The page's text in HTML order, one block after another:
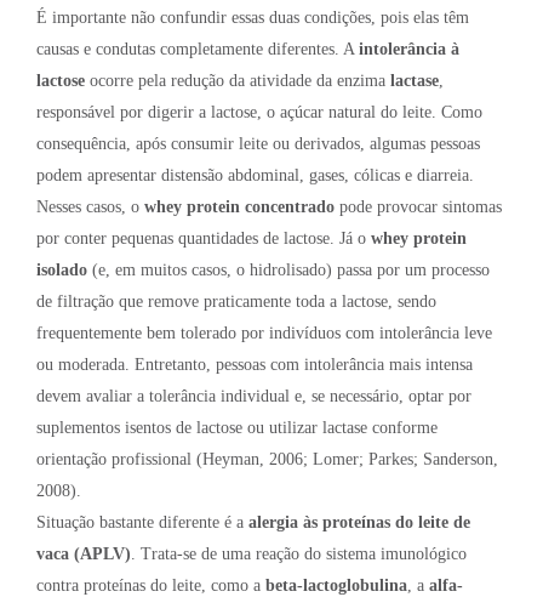
É importante não confundir essas duas condições, pois elas têm
causas e condutas completamente diferentes. A intolerância à
lactose ocorre pela redução da atividade da enzima lactase,
responsável por digerir a lactose, o açúcar natural do leite. Como
consequência, após consumir leite ou derivados, algumas pessoas
podem apresentar distensão abdominal, gases, cólicas e diarreia.
Nesses casos, o whey protein concentrado pode provocar sintomas
por conter pequenas quantidades de lactose. Já o whey protein
isolado (e, em muitos casos, o hidrolisado) passa por um processo
de filtração que remove praticamente toda a lactose, sendo
frequentemente bem tolerado por indivíduos com intolerância leve
ou moderada. Entretanto, pessoas com intolerância mais intensa
devem avaliar a tolerância individual e, se necessário, optar por
suplementos isentos de lactose ou utilizar lactase conforme
orientação profissional (Heyman, 2006; Lomer; Parkes; Sanderson,
2008).
Situação bastante diferente é a alergia às proteínas do leite de
vaca (APLV). Trata-se de uma reação do sistema imunológico
contra proteínas do leite, como a beta-lactoglobulina, a alfa-